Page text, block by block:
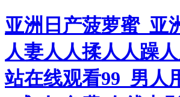
亚洲日产菠萝蜜_亚
人妻人人揉人人躁
站在线观看99_男人